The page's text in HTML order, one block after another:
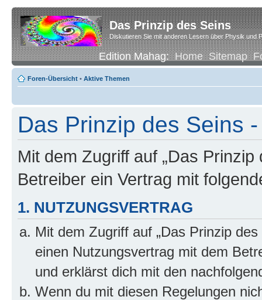
Das Prinzip des Seins
Diskutieren Sie mit anderen Lesern über Physik und
Edition Mahag:Home Sitemap
Foren-Übersicht • Aktive Themen
Das Prinzip des Seins
Mit dem Zugriff auf „Das
Betreiber ein Vertrag mit
1. NUTZUNGSVERTRAG
Mit dem Zugriff auf „Das Prinzip
einen Nutzungsvertrag mit dem
und erklärst dich mit den
Wenn du mit diesen Regelungen